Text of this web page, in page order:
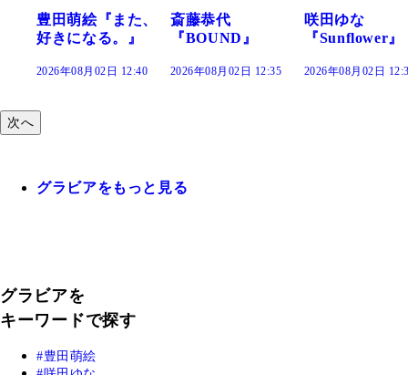
また、
。』
12:40
斎藤恭代
『BOUND』
2026年08月02日 12:35
咲田ゆな
『Sunflower』
2026年08月02日 12:30
藤水咲桜
だまり』
2026年08月02
次へ
グラビアをもっと見る
グラビアを
キーワードで探す
豊田萌絵